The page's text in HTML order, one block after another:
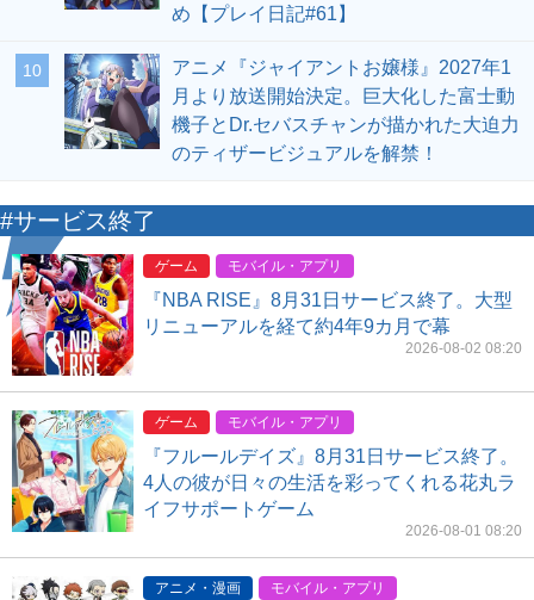
め【プレイ日記#61】
10
アニメ『ジャイアントお嬢様』2027年1
月より放送開始決定。巨大化した富士動
機子とDr.セバスチャンが描かれた大迫力
のティザービジュアルを解禁！
#サービス終了
ゲーム モバイル・アプリ
『NBA RISE』8月31日サービス終了。大型
リニューアルを経て約4年9カ月で幕
2026-08-02 08:20
ゲーム モバイル・アプリ
『フルールデイズ』8月31日サービス終了。
4人の彼が日々の生活を彩ってくれる花丸ラ
イフサポートゲーム
2026-08-01 08:20
アニメ・漫画 モバイル・アプリ